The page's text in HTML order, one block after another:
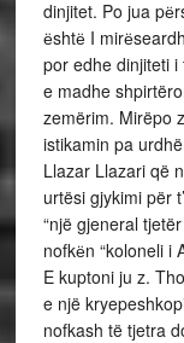
dinjitet. Po jua
ёshtё I
por edhe dinjiteti
e madhe
zemërim. Mirëpo
istikamin pa
Llazar Llazari që
urtësi gjykimi për
“një gjeneral
nofkёn “koloneli i
E kuptoni ju z.
e një
nofkash të tjetra